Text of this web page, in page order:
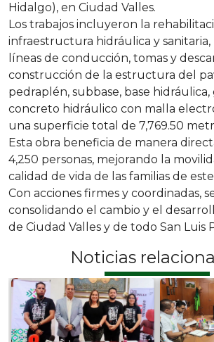
Hidalgo), en Ciudad Valles.
Los trabajos incluyeron la
infraestructura hidráulica y sanitaria,
líneas de conducción, tomas y
construcción de la estructura del
pedraplén, subbase, base
concreto hidráulico con malla
una superficie total de 7,769.50
Esta obra beneficia de manera
4,250 personas, mejorando la
calidad de vida de las familias de
Con acciones firmes y coordinadas,
consolidando el cambio y el
de Ciudad Valles y de todo San Luis
Noticias